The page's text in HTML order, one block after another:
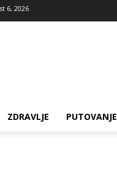
6, 2026
ZDRAVLJE PUTOVANJE